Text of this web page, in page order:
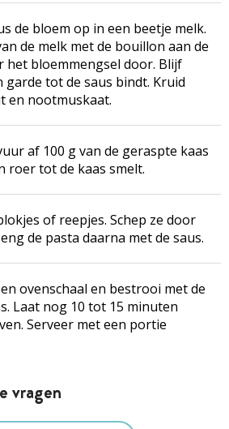
de bloem op in een beetje melk.
de melk met de bouillon aan de
het bloemmengsel door. Blijf
garde tot de saus bindt. Kruid
en nootmuskaat.
af 100 g van de geraspte kaas
roer tot de kaas smelt.
of reepjes. Schep ze door
de pasta daarna met de saus.
ovenschaal en bestrooi met de
Laat nog 10 tot 15 minuten
Serveer met een portie
vragen